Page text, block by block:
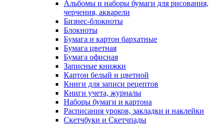
Альбомы и наборы бумаги для рисования,
черчения, акварели
Бизнес-блокноты
Блокноты
Бумага и картон бархатные
Бумага цветная
Бумага офисная
Записные книжки
Картон белый и цветной
Книги для записи рецептов
Книги учета, журналы
Наборы бумаги и картона
Расписания уроков, закладки и наклейки
Скетчбуки и Скетчпады